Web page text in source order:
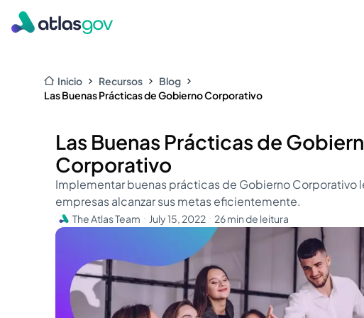
Inicio Recursos
Blog
Las Buenas Prácticas de Gobierno Corporativo
Las Buenas Prácticas de
Corporativo
Implementar buenas prácticas de Gobierno Corporativo
empresas alcanzar sus metas eficientemente.
The Atlas Team ・ July 15, 2022 ・ 26 min de leitura